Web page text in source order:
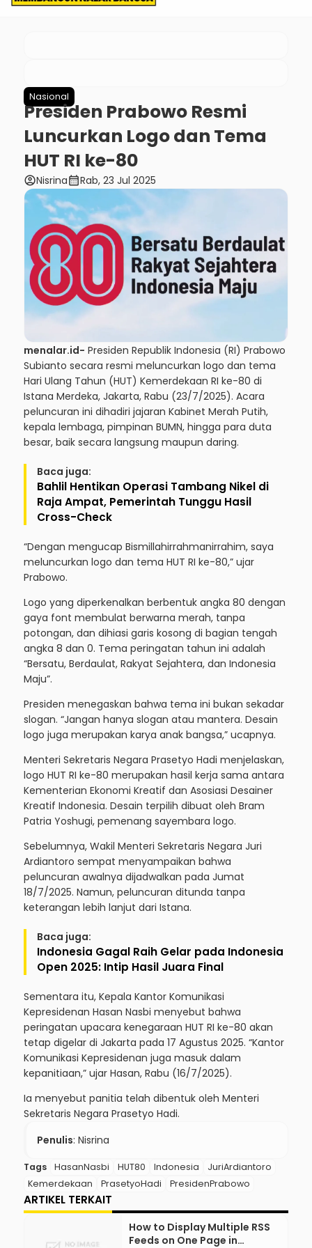
Nasional
Presiden Prabowo Resmi
Luncurkan Logo dan Tema
HUT RI ke-80
account_circleNisrinacalendar_monthRab, 23 Jul 2025
menalar.id- Presiden Republik Indonesia (RI) Prabowo
Subianto secara resmi meluncurkan logo dan tema
Hari Ulang Tahun (HUT) Kemerdekaan RI ke-80 di
Istana Merdeka, Jakarta, Rabu (23/7/2025). Acara
peluncuran ini dihadiri jajaran Kabinet Merah Putih,
kepala lembaga, pimpinan BUMN, hingga para duta
besar, baik secara langsung maupun daring.
Baca juga:
Bahlil Hentikan Operasi Tambang Nikel di
Raja Ampat, Pemerintah Tunggu Hasil
Cross-Check
“Dengan mengucap Bismillahirrahmanirrahim, saya
meluncurkan logo dan tema HUT RI ke-80,” ujar
Prabowo.
Logo yang diperkenalkan berbentuk angka 80 dengan
gaya font membulat berwarna merah, tanpa
potongan, dan dihiasi garis kosong di bagian tengah
angka 8 dan 0. Tema peringatan tahun ini adalah
“Bersatu, Berdaulat, Rakyat Sejahtera, dan Indonesia
Maju”.
Presiden menegaskan bahwa tema ini bukan sekadar
slogan. “Jangan hanya slogan atau mantera. Desain
logo juga merupakan karya anak bangsa,” ucapnya.
Menteri Sekretaris Negara Prasetyo Hadi menjelaskan,
logo HUT RI ke-80 merupakan hasil kerja sama antara
Kementerian Ekonomi Kreatif dan Asosiasi Desainer
Kreatif Indonesia. Desain terpilih dibuat oleh Bram
Patria Yoshugi, pemenang sayembara logo.
Sebelumnya, Wakil Menteri Sekretaris Negara Juri
Ardiantoro sempat menyampaikan bahwa
peluncuran awalnya dijadwalkan pada Jumat
18/7/2025. Namun, peluncuran ditunda tanpa
keterangan lebih lanjut dari Istana.
Baca juga:
Indonesia Gagal Raih Gelar pada Indonesia
Open 2025: Intip Hasil Juara Final
Sementara itu, Kepala Kantor Komunikasi
Kepresidenan Hasan Nasbi menyebut bahwa
peringatan upacara kenegaraan HUT RI ke-80 akan
tetap digelar di Jakarta pada 17 Agustus 2025. “Kantor
Komunikasi Kepresidenan juga masuk dalam
kepanitiaan,” ujar Hasan, Rabu (16/7/2025).
Ia menyebut panitia telah dibentuk oleh Menteri
Sekretaris Negara Prasetyo Hadi.
Penulis: Nisrina
Tags HasanNasbi HUT80 Indonesia
JuriArdiantoro
Kemerdekaan
PrasetyoHadi PresidenPrabowo
ARTIKEL TERKAIT
How to Display Multiple RSS
Feeds on One Page in